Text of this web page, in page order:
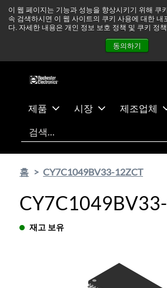
이 웹 페이지는 기능과 성능을 향상시키기 위해 쿠
속 검색하시면 이 웹 사이트의 쿠키 사용에 대한
다. 자세한 내용은 개인 정보 보호 정책 및 쿠키 정
동의하기
츠
건
중동 지역 상황을 지속적으로 주시하고
정상적으로 운영되고 있습니다.
뉴스
문의하기
제품 시장 제조업체
검색
홈 CY7C1049BV33-12ZCT
재고 보유